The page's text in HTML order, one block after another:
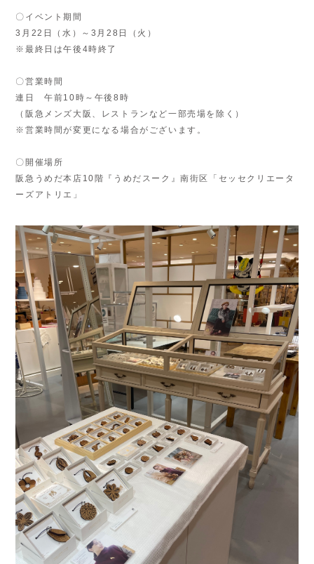
〇イベント期間
3月22日（水）～3月28日（火）
※最終日は午後4時終了
〇営業時間
連日 午前10時～午後8時
（阪急メンズ大阪、レストランなど一部売場を除く）
※営業時間が変更になる場合がございます。
〇開催場所
阪急うめだ本店10階『うめだスーク』南街区「セッセクリエータ
ーズアトリエ」